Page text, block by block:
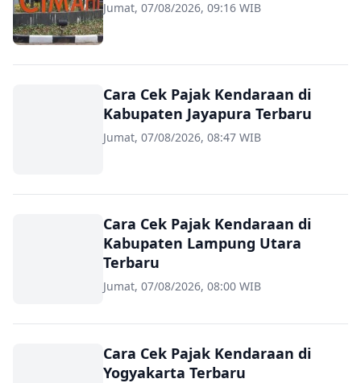
Jumat, 07/08/2026, 09:16 WIB
Cara Cek Pajak Kendaraan di
Kabupaten Jayapura Terbaru
Jumat, 07/08/2026, 08:47 WIB
Cara Cek Pajak Kendaraan di
Kabupaten Lampung Utara
Terbaru
Jumat, 07/08/2026, 08:00 WIB
Cara Cek Pajak Kendaraan di
Yogyakarta Terbaru